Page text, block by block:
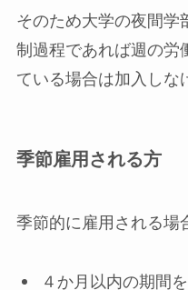
そのため大学の夜間学
制過程であれば週の労
ている場合は加入しな
季節雇用される方
季節的に雇用される場
４か月以内の期間